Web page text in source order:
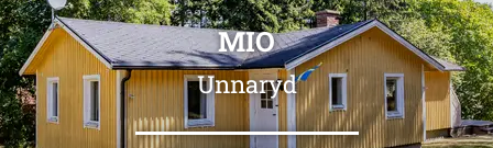
MIO
Unnaryd